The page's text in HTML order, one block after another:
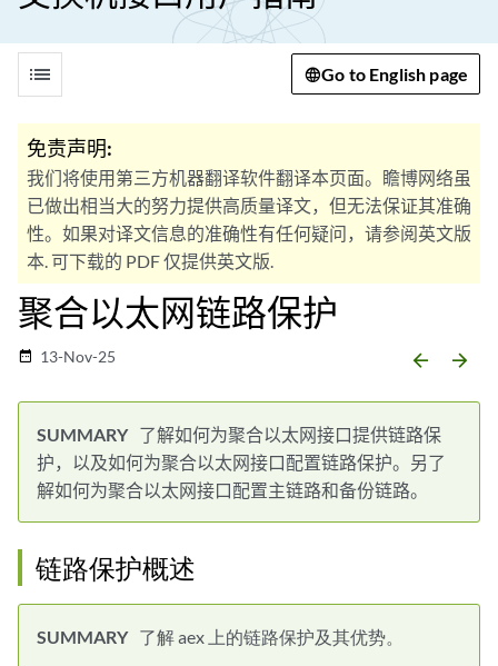
list Go to English page
免责声明:
我们将使用第三方机器翻译软件翻译本页面。瞻博网络虽
已做出相当大的努力提供高质量译文，但无法保证其准确
性。如果对译文信息的准确性有任何疑问，请参阅英文版
本. 可下载的 PDF 仅提供英文版.
聚合以太网链路保护
date_range 13-Nov-25 arrow_backward arrow_forward
了解如何为聚合以太网接口提供链路保
护，以及如何为聚合以太网接口配置链路保护。另了
解如何为聚合以太网接口配置主链路和备份链路。
链路保护概述
了解 aex 上的链路保护及其优势。